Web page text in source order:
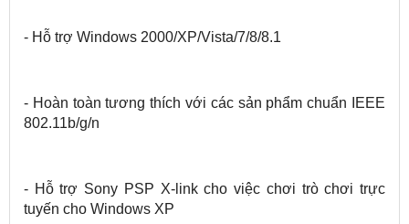
- Hỗ trợ Windows 2000/XP/Vista/7/8/8.1
- Hoàn toàn tương thích với các sản phẩm chuẩn IEEE
802.11b/g/n
- Hỗ trợ Sony PSP X-link cho việc chơi trò chơi trực
tuyến cho Windows XP